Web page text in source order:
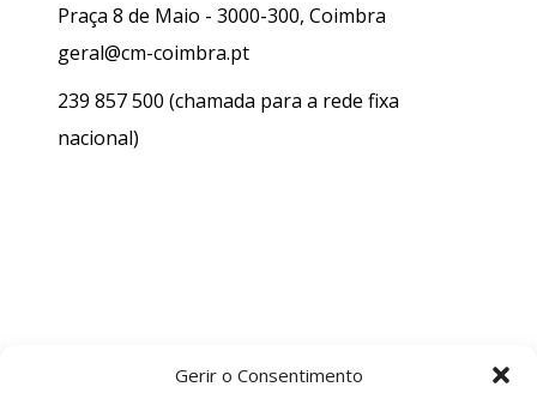
Gerir o Consentimento
Praça 8 de Maio - 3000-300, Coimbra
geral@cm-coimbra.pt
239 857 500 (chamada para a rede fixa
nacional)